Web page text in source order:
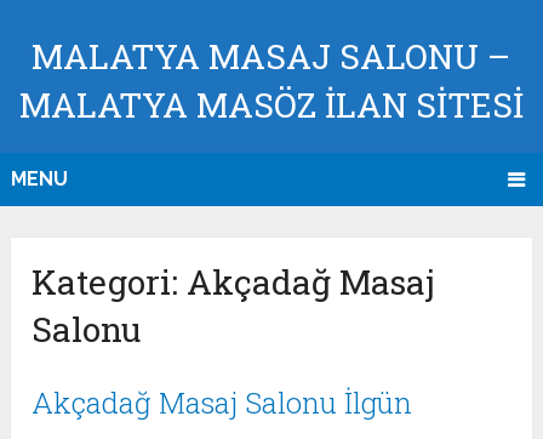
MALATYA MASAJ SALONU –
MALATYA MASÖZ İLAN SİTESİ
MENU
Kategori: Akçadağ Masaj
Salonu
Akçadağ Masaj Salonu İlgün